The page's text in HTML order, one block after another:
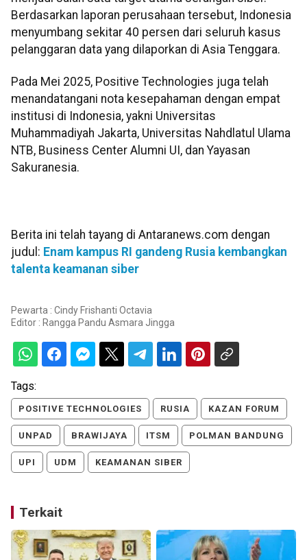
Berdasarkan laporan perusahaan tersebut, Indonesia
menyumbang sekitar 40 persen dari seluruh kasus
pelanggaran data yang dilaporkan di Asia Tenggara.
Pada Mei 2025, Positive Technologies juga telah
menandatangani nota kesepahaman dengan empat
institusi di Indonesia, yakni Universitas
Muhammadiyah Jakarta, Universitas Nahdlatul Ulama
NTB, Business Center Alumni UI, dan Yayasan
Sakuranesia.
Berita ini telah tayang di Antaranews.com dengan
judul: Enam kampus RI gandeng Rusia kembangkan
talenta keamanan siber
Pewarta : Cindy Frishanti Octavia
Editor : Rangga Pandu Asmara Jingga
Tags:
POSITIVE TECHNOLOGIES RUSIA KAZAN FORUM
UNPAD BRAWIJAYA ITSM POLMAN BANDUNG
UPI UDM KEAMANAN SIBER
Terkait